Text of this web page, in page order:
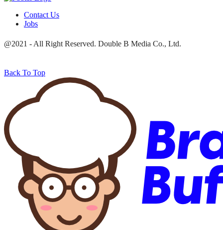
Contact Us
Jobs
@2021 - All Right Reserved. Double B Media Co., Ltd.
Back To Top